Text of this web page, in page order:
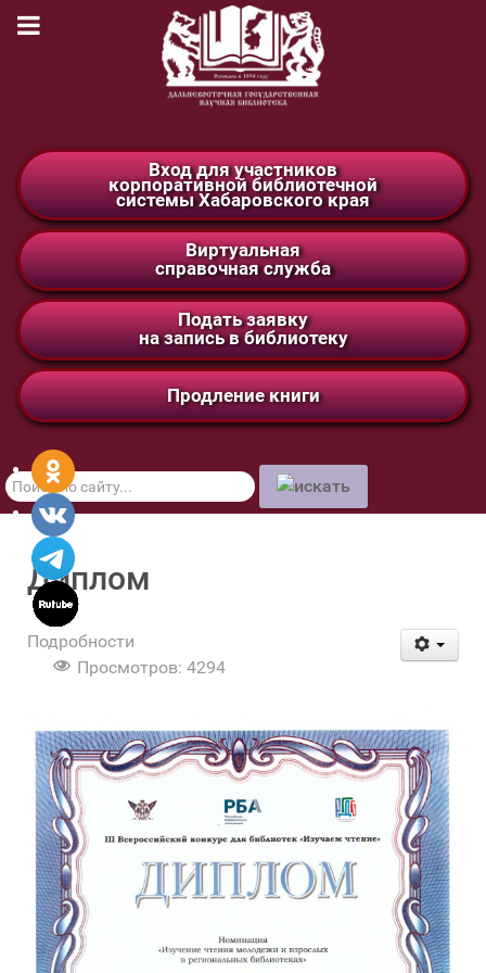
Вход для участников
корпоративной библиотечной
системы Хабаровского края
Виртуальная
справочная служба
Подать заявку
на запись в библиотеку
Продление книги
Поиск
по
сайту
Диплом
Подробности
Просмотров: 4294